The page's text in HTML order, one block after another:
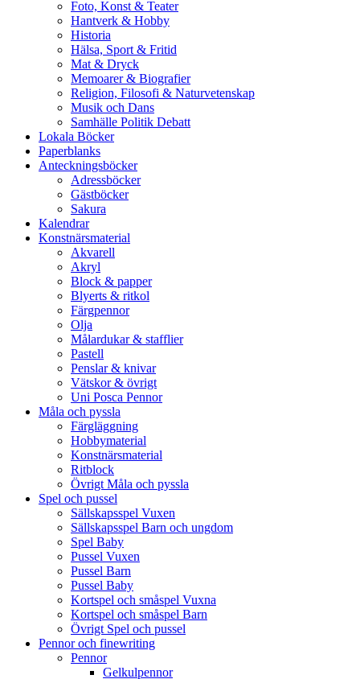
Foto, Konst & Teater
Hantverk & Hobby
Historia
Hälsa, Sport & Fritid
Mat & Dryck
Memoarer & Biografier
Religion, Filosofi & Naturvetenskap
Musik och Dans
Samhälle Politik Debatt
Lokala Böcker
Paperblanks
Anteckningsböcker
Adressböcker
Gästböcker
Sakura
Kalendrar
Konstnärsmaterial
Akvarell
Akryl
Block & papper
Blyerts & ritkol
Färgpennor
Olja
Målardukar & stafflier
Pastell
Penslar & knivar
Vätskor & övrigt
Uni Posca Pennor
Måla och pyssla
Färgläggning
Hobbymaterial
Konstnärsmaterial
Ritblock
Övrigt Måla och pyssla
Spel och pussel
Sällskapsspel Vuxen
Sällskapsspel Barn och ungdom
Spel Baby
Pussel Vuxen
Pussel Barn
Pussel Baby
Kortspel och småspel Vuxna
Kortspel och småspel Barn
Övrigt Spel och pussel
Pennor och finewriting
Pennor
Gelkulpennor